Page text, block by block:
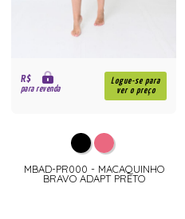
R$
para revenda
Logue-se para
ver o preço
MBAD-PR000 - MACAQUINHO
BRAVO ADAPT PRETO